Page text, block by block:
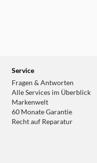
Service
Fragen & Antworten
Alle Services im Überblick
Markenwelt
60 Monate Garantie
Recht auf Reparatur